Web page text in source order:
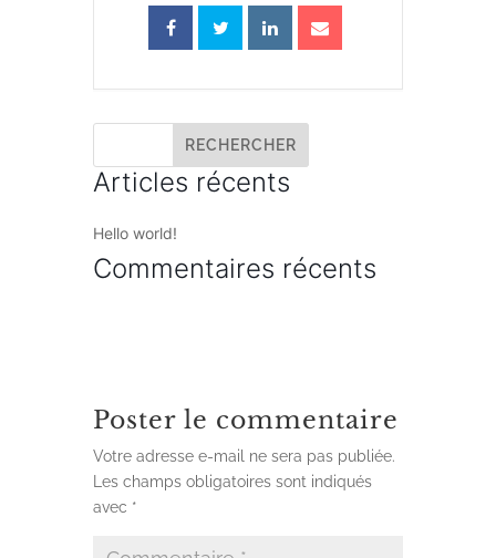
Articles récents
Hello world!
Commentaires récents
Poster le commentaire
Votre adresse e-mail ne sera pas publiée.
Les champs obligatoires sont indiqués
avec *